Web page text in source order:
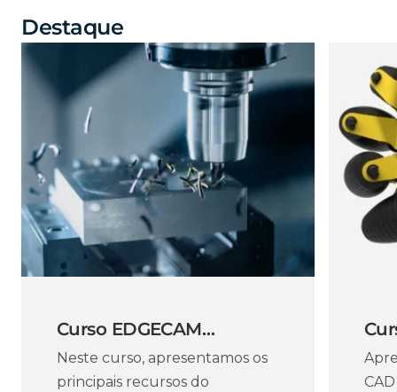
Destaque
Curso EDGECAM
Fresamento
Neste curso, apresentamos os
principais recursos do